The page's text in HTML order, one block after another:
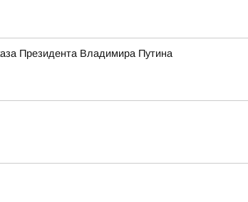
Президента Владимира Путина